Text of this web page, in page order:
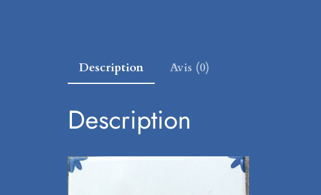
Description
Avis (0)
Description